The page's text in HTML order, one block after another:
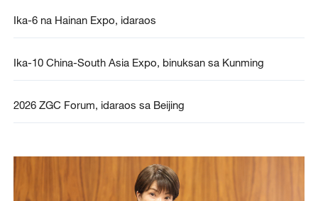
Ika-6 na Hainan Expo, idaraos
Ika-10 China-South Asia Expo, binuksan sa Kunming
2026 ZGC Forum, idaraos sa Beijing